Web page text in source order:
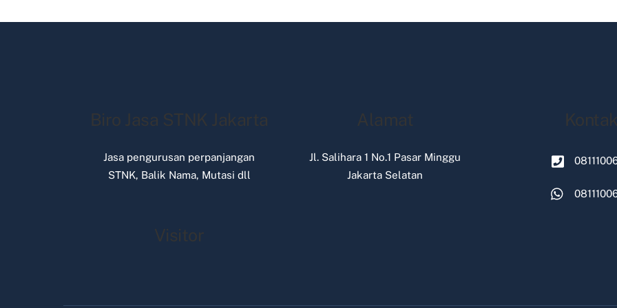
Biro Jasa STNK Jakarta
Jasa pengurusan perpanjangan
STNK, Balik Nama, Mutasi dll
Alamat
Jl. Salihara 1 No.1 Pasar Minggu
Jakarta Selatan
Kontak
Visitor